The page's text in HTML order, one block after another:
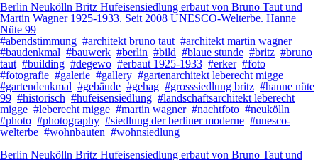
Berlin Neukölln Britz Hufeisensiedlung erbaut von Bruno Taut und
Martin Wagner 1925-1933. Seit 2008 UNESCO-Welterbe. Hanne
Nüte 99
#abendstimmung #architekt bruno taut #architekt martin wagner
#baudenkmal #bauwerk #berlin #bild #blaue stunde #britz #bruno
taut #building #degewo #erbaut 1925-1933 #erker #foto
#fotografie #galerie #gallery #gartenarchitekt leberecht migge
#gartendenkmal #gebäude #gehag #grosssiedlung britz #hanne nüte
99 #historisch #hufeisensiedlung #landschaftsarchitekt leberecht
migge #leberecht migge #martin wagner #nachtfoto #neukölln
#photo #photography #siedlung der berliner moderne #unesco-
welterbe #wohnbauten #wohnsiedlung
Berlin Neukölln Britz Hufeisensiedlung erbaut von Bruno Taut und